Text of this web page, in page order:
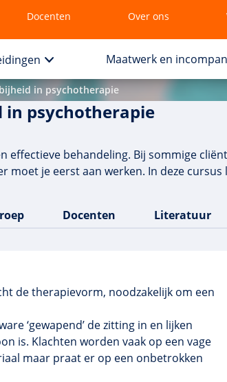
Docenten Over ons
Maatwerk en
in psychotherapie
in psychotherapie
effectieve behandeling. Bij sommige
moet je eerst aan werken. In deze cursus
Docenten Literatuur
de therapievorm, noodzakelijk om een
‘gewapend’ de zitting in en lijken
is. Klachten worden vaak op een vage
maar praat er op een onbetrokken